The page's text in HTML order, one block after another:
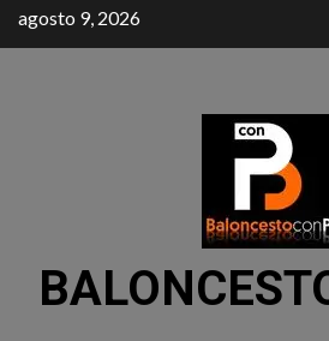
agosto 9, 2026